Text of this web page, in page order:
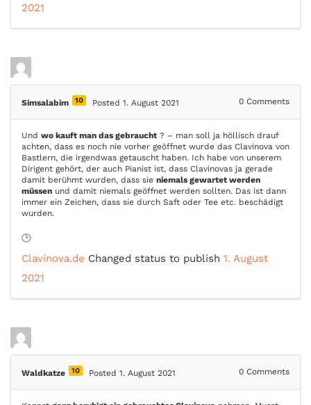
2021
Simsalabim 10 Posted 1. August 2021 0 Comments
Und wo kauft man das gebraucht ? – man soll ja höllisch drauf
achten, dass es noch nie vorher geöffnet wurde das Clavinova von
Bastlern, die irgendwas getauscht haben. Ich habe von unserem
Dirigent gehört, der auch Pianist ist, dass Clavinovas ja gerade
damit berühmt wurden, dass sie niemals gewartet werden
müssen und damit niemals geöffnet werden sollten. Das ist dann
immer ein Zeichen, dass sie durch Saft oder Tee etc. beschädigt
wurden.
Clavinova.de Changed status to publish 1. August
2021
Waldkatze 10 Posted 1. August 2021 0 Comments